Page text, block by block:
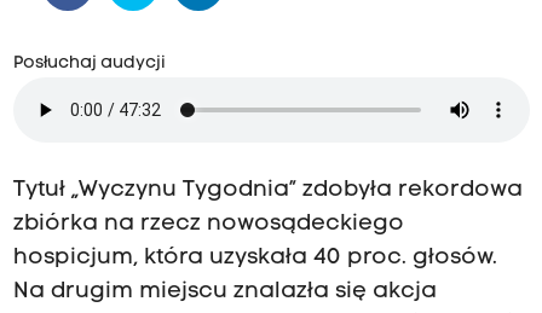
Posłuchaj audycji
Tytuł „Wyczynu Tygodnia” zdobyła rekordowa
zbiórka na rzecz nowosądeckiego
hospicjum, która uzyskała 40 proc. głosów.
Na drugim miejscu znalazła się akcja